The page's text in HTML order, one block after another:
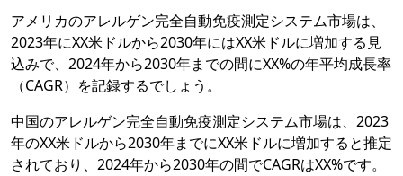
アメリカのアレルゲン完全自動免疫測定システム市場は、
2023年にXX米ドルから2030年にはXX米ドルに増加する見
込みで、2024年から2030年までの間にXX%の年平均成長率
（CAGR）を記録するでしょう。
中国のアレルゲン完全自動免疫測定システム市場は、2023
年のXX米ドルから2030年までにXX米ドルに増加すると推定
されており、2024年から2030年の間でCAGRはXX%です。